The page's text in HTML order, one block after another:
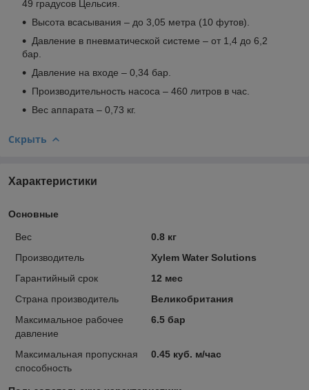
49 градусов Цельсия.
Высота всасывания – до 3,05 метра (10 футов).
Давление в пневматической системе – от 1,4 до 6,2
бар.
Давление на входе – 0,34 бар.
Производительность насоса – 460 литров в час.
Вес аппарата – 0,73 кг.
Скрыть
Характеристики
Основные
Вес
0.8 кг
Производитель
Xylem Water Solutions
Гарантийный срок
12 мес
Страна производитель
Великобритания
Максимальное рабочее
давление
6.5 бар
Максимальная пропускная
способность
0.45 куб. м/час